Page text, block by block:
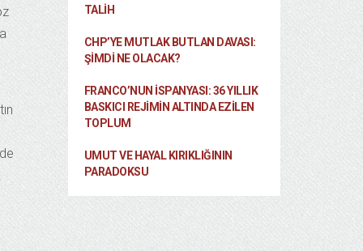
TALIH
CHP’YE MUTLAK BUTLAN DAVASI:
ŞİMDİ NE OLACAK?
FRANCO’NUN İSPANYASI: 36 YILLIK
BASKICI REJIMIN ALTINDA EZILEN
TOPLUM
UMUT VE HAYAL KIRIKLIĞININ
PARADOKSU